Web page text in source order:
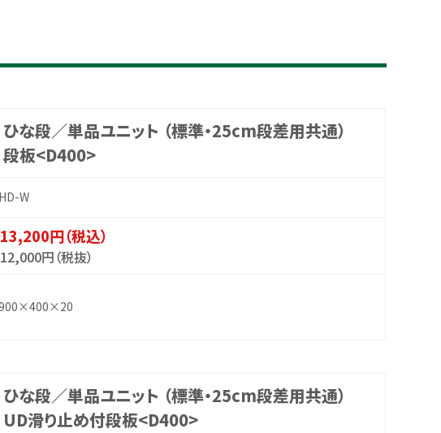
ひな段／単品ユニット （標準・25cm段差用共通）
段板<D400>
HD-W
13,200円（税込）
12,000円（税抜）
ひな段／単品ユニット （標準・25cm段差用共通）
UD滑り止め付段板<D400>